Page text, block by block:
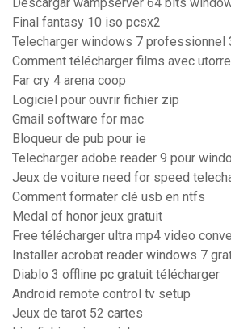
Descargar wampserver 64 bits
Final fantasy 10 iso pcsx2
Telecharger windows 7
Comment télécharger films avec
Far cry 4 arena coop
Logiciel pour ouvrir fichier zip
Gmail software for mac
Bloqueur de pub pour ie
Telecharger adobe reader 9 pour
Jeux de voiture need for speed
Comment formater clé usb en ntfs
Medal of honor jeux gratuit
Free télécharger ultra mp4 video
Installer acrobat reader windows 7
Diablo 3 offline pc gratuit télécharger
Android remote control tv setup
Jeux de tarot 52 cartes